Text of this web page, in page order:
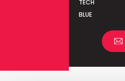
TECH
BLUE